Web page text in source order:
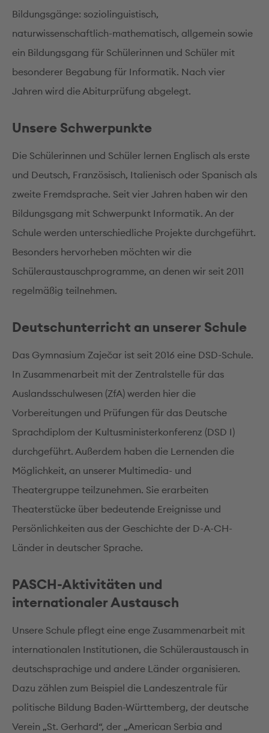
Bildungsgänge: soziolinguistisch,
naturwissenschaftlich-mathematisch, allgemein sowie
ein Bildungsgang für Schülerinnen und Schüler mit
besonderer Begabung für Informatik. Nach vier
Jahren wird die Abiturprüfung abgelegt.
Unsere Schwerpunkte
Die Schülerinnen und Schüler lernen Englisch als erste
und Deutsch, Französisch, Italienisch oder Spanisch als
zweite Fremdsprache. Seit vier Jahren haben wir den
Bildungsgang mit Schwerpunkt Informatik. An der
Schule werden unterschiedliche Projekte durchgeführt.
Besonders hervorheben möchten wir die
Schüleraustauschprogramme, an denen wir seit 2011
regelmäßig teilnehmen.
Deutschunterricht an unserer Schule
Das Gymnasium Zaječar ist seit 2016 eine DSD-Schule.
In Zusammenarbeit mit der Zentralstelle für das
Auslandsschulwesen (ZfA) werden hier die
Vorbereitungen und Prüfungen für das Deutsche
Sprachdiplom der Kultusministerkonferenz (DSD I)
durchgeführt. Außerdem haben die Lernenden die
Möglichkeit, an unserer Multimedia- und
Theatergruppe teilzunehmen. Sie erarbeiten
Theaterstücke über bedeutende Ereignisse und
Persönlichkeiten aus der Geschichte der D-A-CH-
Länder in deutscher Sprache.
PASCH-Aktivitäten und
internationaler Austausch
Unsere Schule pflegt eine enge Zusammenarbeit mit
internationalen Institutionen, die Schüleraustausch in
deutschsprachige und andere Länder organisieren.
Dazu zählen zum Beispiel die Landeszentrale für
politische Bildung Baden-Württemberg, der deutsche
Verein „St. Gerhard“, der „American Serbia and